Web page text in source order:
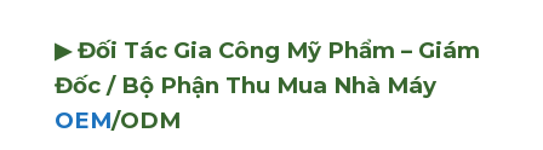
▶ Đối Tác Gia Công Mỹ Phẩm – Giám
Đốc / Bộ Phận Thu Mua Nhà Máy
OEM/ODM